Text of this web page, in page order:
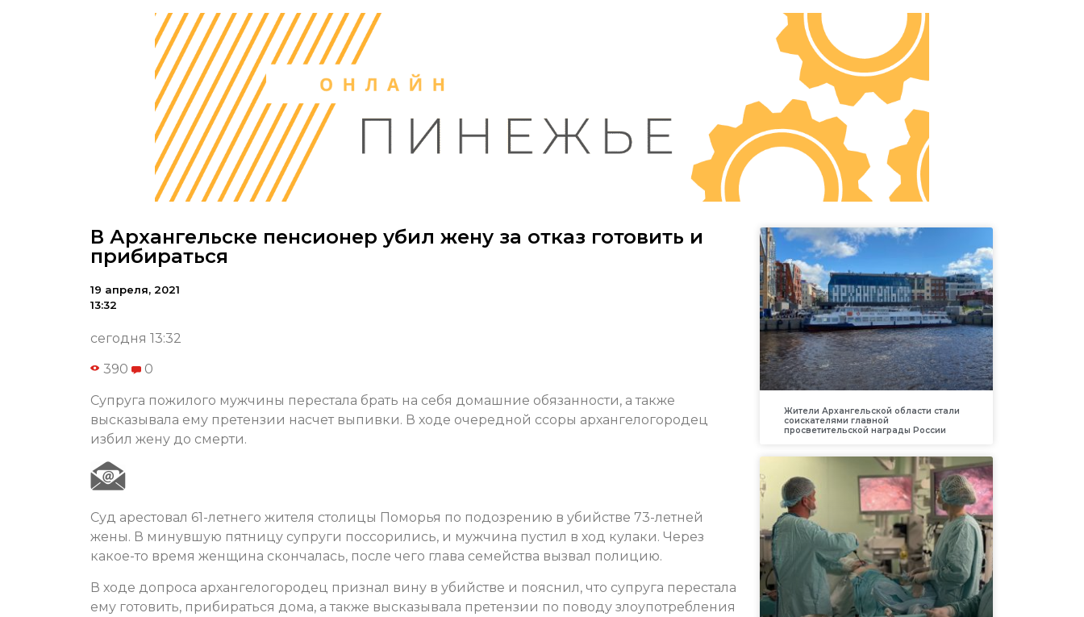
В Архангельске пенсионер убил жену за отказ готовить и
прибираться
19 апреля, 2021
13:32
сегодня 13:32
390 0
Супруга пожилого мужчины перестала брать на себя домашние обязанности, а также
высказывала ему претензии насчет выпивки. В ходе очередной ссоры архангелогородец
избил жену до смерти.
Суд арестовал 61-летнего жителя столицы Поморья по подозрению в убийстве 73-летней
жены. В минувшую пятницу супруги поссорились, и мужчина пустил в ход кулаки. Через
какое-то время женщина скончалась, после чего глава семейства вызвал полицию.
В ходе допроса архангелогородец признал вину в убийстве и пояснил, что супруга перестала
ему готовить, прибираться дома, а также высказывала претензии по поводу злоупотребления
Жители Архангельской области стали
соискателями главной
просветительской награды России